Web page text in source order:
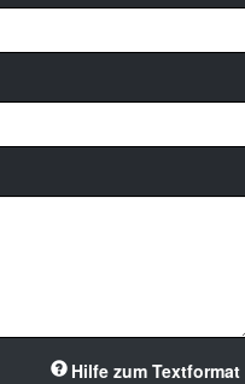
Hilfe zum Textformat